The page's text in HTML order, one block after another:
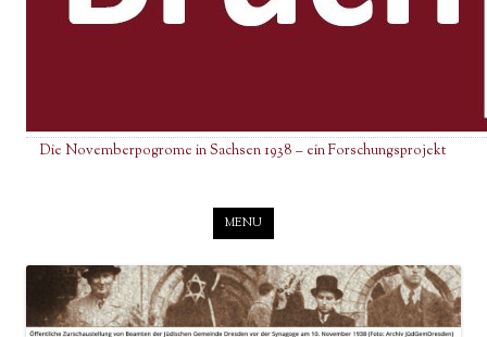
Die Novemberpogrome in Sachsen 1938 – ein Forschungsprojekt
MENU